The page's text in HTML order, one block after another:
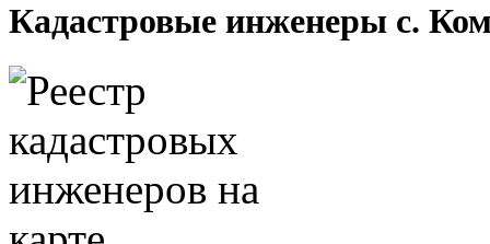
Кадастровые инженеры с.